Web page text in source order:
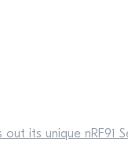
its unique nRF91